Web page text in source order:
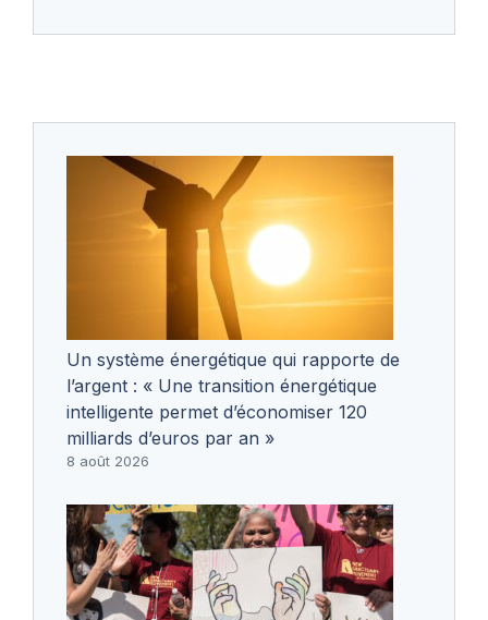
Un système énergétique qui rapporte de
l’argent : « Une transition énergétique
intelligente permet d’économiser 120
milliards d’euros par an »
8 août 2026